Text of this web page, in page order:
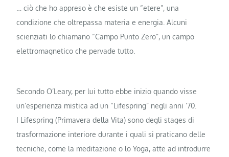
… ciò che ho appreso è che esiste un “etere”, una
condizione che oltrepassa materia e energia. Alcuni
scienziati lo chiamano “Campo Punto Zero”, un campo
elettromagnetico che pervade tutto.
Secondo O’Leary, per lui tutto ebbe inizio quando visse
un’esperienza mistica ad un “Lifespring” negli anni ’70.
I Lifespring (Primavera della Vita) sono degli stages di
trasformazione interiore durante i quali si praticano delle
tecniche, come la meditazione o lo Yoga, atte ad introdurre